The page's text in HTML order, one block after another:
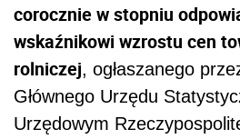
corocznie w stopniu
wskaźnikowi wzrostu cen
rolniczej, ogłaszanego
Głównego Urzędu
Urzędowym